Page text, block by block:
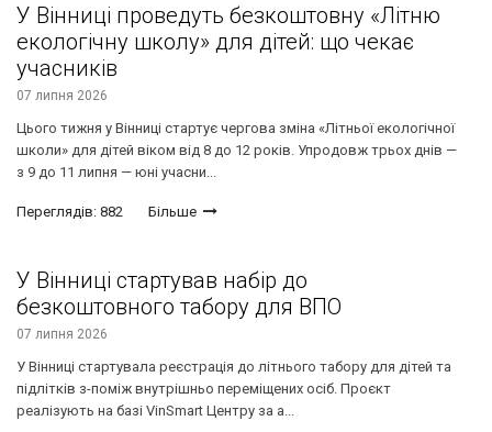
У Вінниці проведуть безкоштовну «Літню
екологічну школу» для дітей: що чекає
учасників
07 липня 2026
Цього тижня у Вінниці стартує чергова зміна «Літньої екологічної
школи» для дітей віком від 8 до 12 років. Упродовж трьох днів —
з 9 до 11 липня — юні учасни...
Переглядів: 882 Більше
У Вінниці стартував набір до
безкоштовного табору для ВПО
07 липня 2026
У Вінниці стартувала реєстрація до літнього табору для дітей та
підлітків з-поміж внутрішньо переміщених осіб. Проєкт
реалізують на базі VinSmart Центру за а...